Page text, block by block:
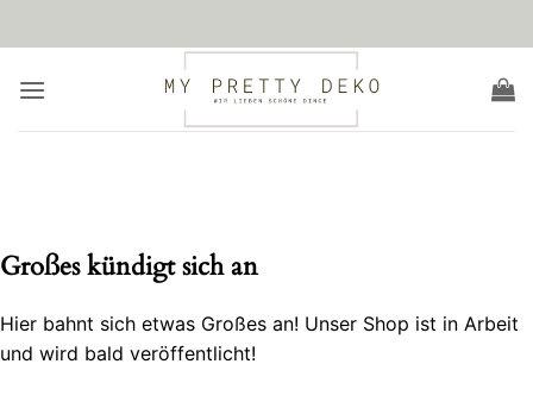
Inhalt
Großes kündigt sich an
Hier bahnt sich etwas Großes an! Unser Shop ist in Arbeit
und wird bald veröffentlicht!